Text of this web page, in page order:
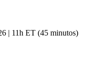
| 11h ET (45 minutos)